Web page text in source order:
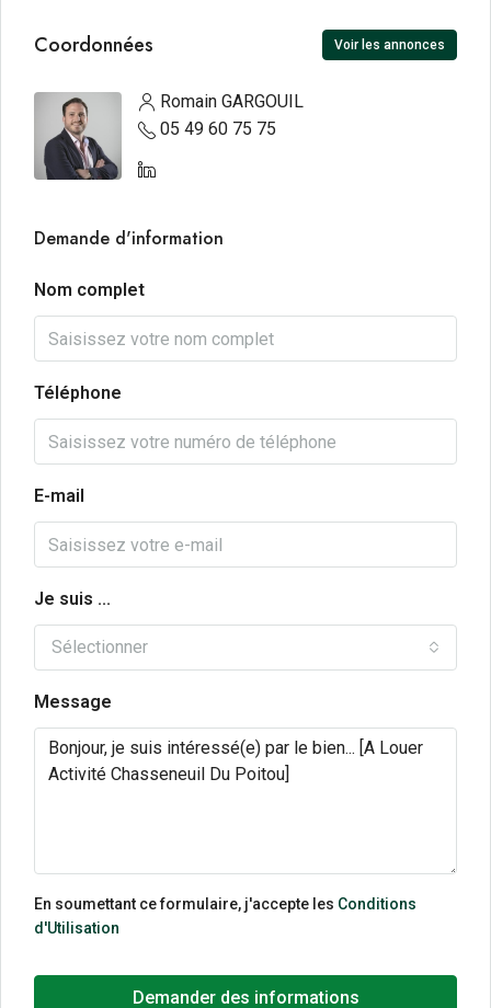
Coordonnées Voir les annonces
Romain GARGOUIL
05 49 60 75 75
Demande d'information
Nom complet
Téléphone
E-mail
Je suis ...
Sélectionner
Message
En soumettant ce formulaire, j'accepte les Conditions
d'Utilisation
Demander des informations